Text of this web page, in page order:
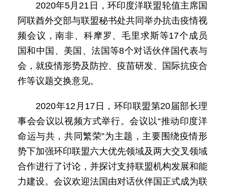
2020年5月21日，环印度洋联盟轮值主席国
阿联酋外交部与联盟秘书处共同举办抗击疫情视
频会议，南非、科摩罗、毛里求斯等17个成员
国和中国、美国、法国等8个对话伙伴国代表与
会，就疫情形势及防控、疫苗研发、国际抗疫合
作等议题交换意见。
2020年12月17日，环印联盟第20届部长理
事会会议以视频方式举行。会议以“推动印度洋
命运与共，共同繁荣”为主题，主要围绕疫情形
势下加强环印联盟六大优先领域及两大交叉领域
合作进行了讨论，并探讨支持联盟机构发展和能
力建设。会议欢迎法国由对话伙伴国正式成为联